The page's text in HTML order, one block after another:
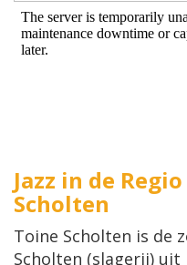
Jazz in de
Scholten
Toine Scholten is de
Scholten (slagerij) uit